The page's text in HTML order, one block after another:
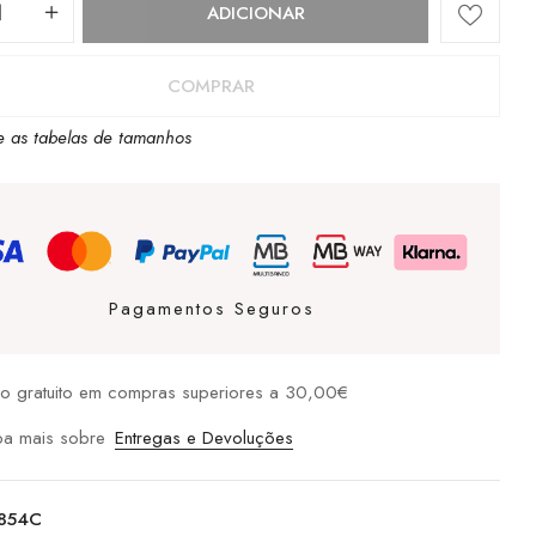
ADICIONAR
COMPRAR
as tabelas de tamanhos
Pagamentos Seguros
gratuito em compras superiores a 30,00€
mais sobre Entregas e Devoluções